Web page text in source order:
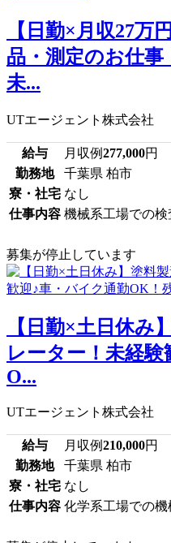
【日勤×月収27万
品・測定のお仕事
未...
UTエージェント株式会社
給与 月収例277,000円
勤務地
千葉県 柏市
寮・社宅 なし
仕事内容 機械系工場での
募集が停止しています
【日勤×土日休み
レーター！未経
O...
UTエージェント株式会社
給与 月収例210,000円
勤務地
千葉県 柏市
寮・社宅 なし
仕事内容 化学系工場での